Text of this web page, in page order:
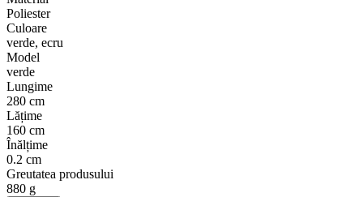
Poliester
Culoare
verde, ecru
Model
verde
Lungime
280 cm
Lățime
160 cm
Înălțime
0.2 cm
Greutatea produsului
880 g